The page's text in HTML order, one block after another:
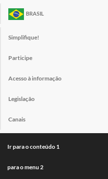
BRASIL
Simplifique!
Participe
Acesso à informação
Legislação
Canais
Ir para o conteúdo 1
para o menu 2